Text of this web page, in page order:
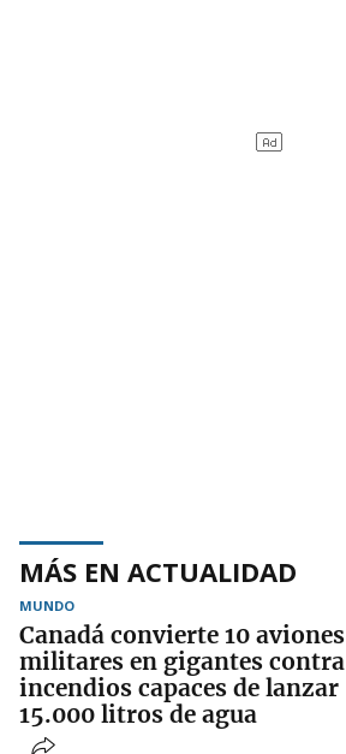
MÁS EN ACTUALIDAD
MUNDO
Canadá convierte 10 aviones
militares en gigantes contra
incendios capaces de lanzar
15.000 litros de agua